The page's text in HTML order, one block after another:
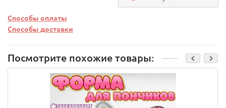
Способы оплаты
Способы доставки
Посмотрите похожие товары: